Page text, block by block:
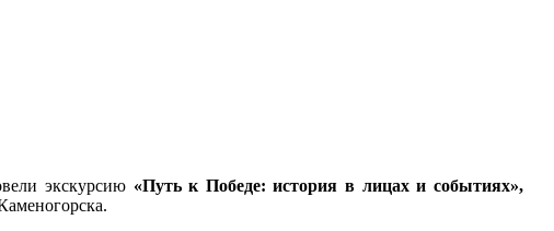
экскурсию «Путь к Победе: история в лицах и событиях»,